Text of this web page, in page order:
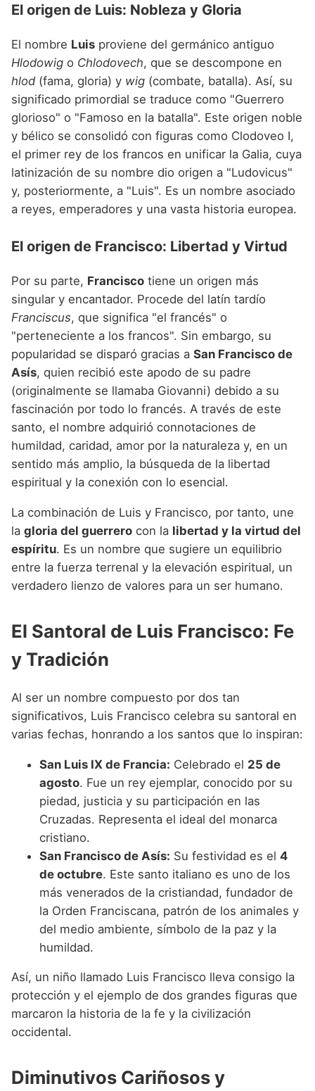
Nombres de niño que empiezan por X
Nombres de niño que empiezan por Y
Nombres de niño que empiezan por Z
El origen de Luis: Nobleza y Gloria
El nombre Luis proviene del germánico antiguo
Hlodowig o Chlodovech, que se descompone en
hlod (fama, gloria) y wig (combate, batalla). Así, su
significado primordial se traduce como "Guerrero
glorioso" o "Famoso en la batalla". Este origen noble
y bélico se consolidó con figuras como Clodoveo I,
el primer rey de los francos en unificar la Galia, cuya
latinización de su nombre dio origen a "Ludovicus"
y, posteriormente, a "Luis". Es un nombre asociado
a reyes, emperadores y una vasta historia europea.
El origen de Francisco: Libertad y Virtud
Por su parte, Francisco tiene un origen más
singular y encantador. Procede del latín tardío
Franciscus, que significa "el francés" o
"perteneciente a los francos". Sin embargo, su
popularidad se disparó gracias a San Francisco de
Asís, quien recibió este apodo de su padre
(originalmente se llamaba Giovanni) debido a su
fascinación por todo lo francés. A través de este
santo, el nombre adquirió connotaciones de
humildad, caridad, amor por la naturaleza y, en un
sentido más amplio, la búsqueda de la libertad
espiritual y la conexión con lo esencial.
La combinación de Luis y Francisco, por tanto, une
la gloria del guerrero con la libertad y la virtud del
espíritu. Es un nombre que sugiere un equilibrio
entre la fuerza terrenal y la elevación espiritual, un
verdadero lienzo de valores para un ser humano.
El Santoral de Luis Francisco: Fe
y Tradición
Al ser un nombre compuesto por dos tan
significativos, Luis Francisco celebra su santoral en
varias fechas, honrando a los santos que lo inspiran:
San Luis IX de Francia: Celebrado el 25 de
agosto. Fue un rey ejemplar, conocido por su
piedad, justicia y su participación en las
Cruzadas. Representa el ideal del monarca
cristiano.
San Francisco de Asís: Su festividad es el 4
de octubre. Este santo italiano es uno de los
más venerados de la cristiandad, fundador de
la Orden Franciscana, patrón de los animales y
del medio ambiente, símbolo de la paz y la
humildad.
Así, un niño llamado Luis Francisco lleva consigo la
protección y el ejemplo de dos grandes figuras que
marcaron la historia de la fe y la civilización
occidental.
Diminutivos Cariñosos y